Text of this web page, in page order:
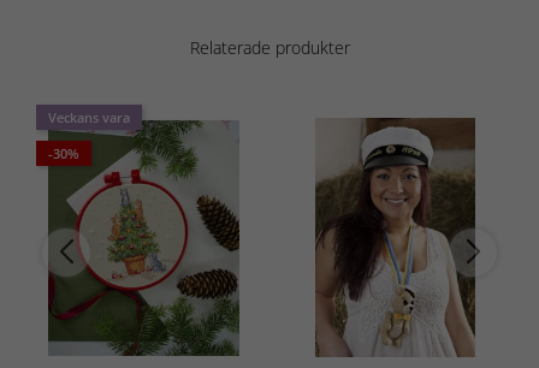
Relaterade produkter
Veckans vara
-30%